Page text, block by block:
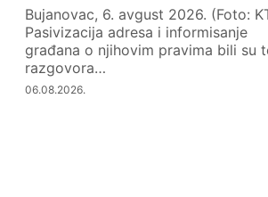
Bujanovac, 6. avgust 2026. (Foto:
Pasivizacija adresa i informisanje
građana o njihovim pravima bili su
razgovora…
06.08.2026.